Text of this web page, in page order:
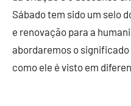
Sábado tem sido um selo
e renovação para a
abordaremos o
como ele é visto em